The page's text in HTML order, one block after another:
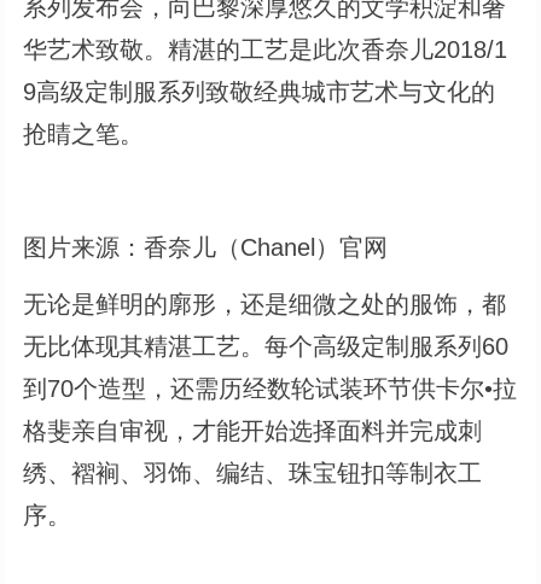
系列发布会，向巴黎深厚悠久的文学积淀和奢
华艺术致敬。精湛的工艺是此次香奈儿2018/1
9高级定制服系列致敬经典城市艺术与文化的
抢睛之笔。
图片来源：香奈儿（Chanel）官网
无论是鲜明的廓形，还是细微之处的服饰，都
无比体现其精湛工艺。每个高级定制服系列60
到70个造型，还需历经数轮试装环节供卡尔•拉
格斐亲自审视，才能开始选择面料并完成刺
绣、褶裥、羽饰、编结、珠宝钮扣等制衣工
序。